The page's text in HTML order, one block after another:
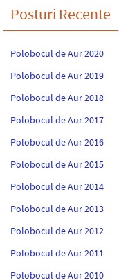
Posturi Recente
Polobocul de Aur 2020
Polobocul de Aur 2019
Polobocul de Aur 2018
Polobocul de Aur 2017
Polobocul de Aur 2016
Polobocul de Aur 2015
Polobocul de Aur 2014
Polobocul de Aur 2013
Polobocul de Aur 2012
Polobocul de Aur 2011
Polobocul de Aur 2010